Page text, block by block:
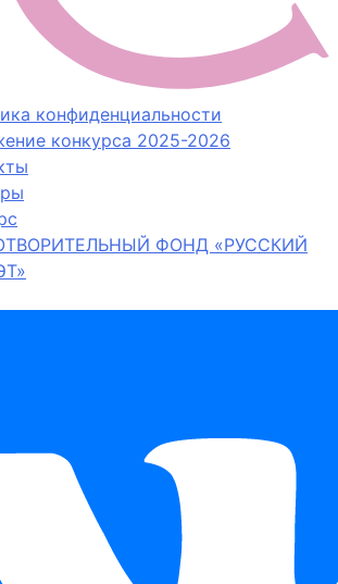
конфиденциальности
конкурса 2025-2026
ФОНД «РУССКИЙ